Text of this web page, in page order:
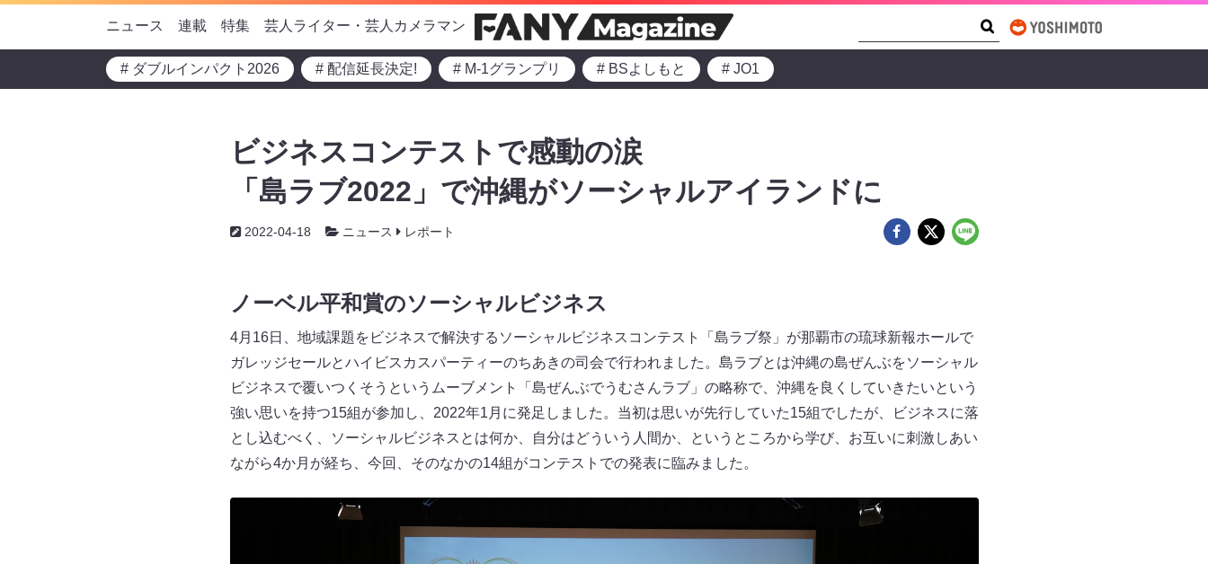
ニュース 連載 特集 芸人ライター・芸人カメラマン
# ダブルインパクト2026 # 配信延長決定! # M-1グランプリ # BSよしもと # JO1
ビジネスコンテストで感動の涙
「島ラブ2022」で沖縄がソーシャルアイランドに
2022-04-18 ニュース レポート
ノーベル平和賞のソーシャルビジネス
4月16日、地域課題をビジネスで解決するソーシャルビジネスコンテスト「島ラブ祭」が那覇市の琉球新報ホールで
ガレッジセールとハイビスカスパーティーのちあきの司会で行われました。島ラブとは沖縄の島ぜんぶをソーシャル
ビジネスで覆いつくそうというムーブメント「島ぜんぶでうむさんラブ」の略称で、沖縄を良くしていきたいという
強い思いを持つ15組が参加し、2022年1月に発足しました。当初は思いが先行していた15組でしたが、ビジネスに落
とし込むべく、ソーシャルビジネスとは何か、自分はどういう人間か、というところから学び、お互いに刺激しあい
ながら4か月が経ち、今回、そのなかの14組がコンテストでの発表に臨みました。